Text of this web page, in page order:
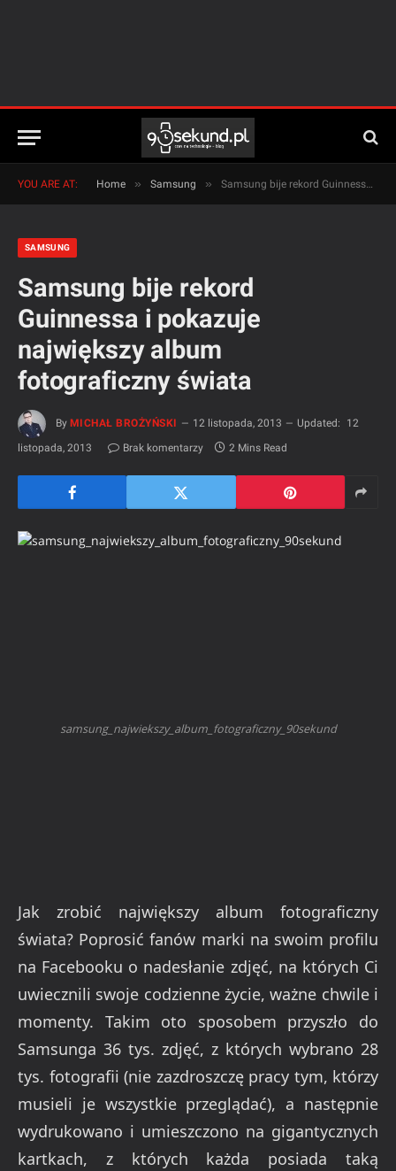
YOU ARE AT: Home » Samsung » Samsung bije rekord Guinnessa i pokazuje największy album fotograficzny świata
SAMSUNG
Samsung bije rekord
Guinnessa i pokazuje
największy album
fotograficzny świata
By MICHAŁ BROŻYŃSKI 12 listopada, 2013 Updated:
12
listopada, 2013
Brak komentarzy 2 Mins Read
samsung_najwiekszy_album_fotograficzny_90sekund
Jak zrobić największy album fotograficzny
świata? Poprosić fanów marki na swoim profilu
na Facebooku o nadesłanie zdjęć, na których Ci
uwiecznili swoje codzienne życie, ważne chwile i
momenty. Takim oto sposobem przyszło do
Samsunga 36 tys. zdjęć, z których wybrano 28
tys. fotografii (nie zazdroszczę pracy tym, którzy
musieli je wszystkie przeglądać), a następnie
wydrukowano i umieszczono na gigantycznych
kartkach, z których każda posiada taką